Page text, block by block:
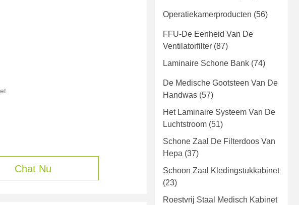
Chat Nu
Operatiekamerproducten (56)
FFU-De Eenheid Van De
Ventilatorfilter (87)
Laminaire Schone Bank (74)
De Medische Gootsteen Van De
Handwas (57)
Het Laminaire Systeem Van De
Luchtstroom (51)
Schone Zaal De Filterdoos Van
Hepa (37)
Schoon Zaal Kledingstukkabinet
(23)
Roestvrij Staal Medisch Kabinet